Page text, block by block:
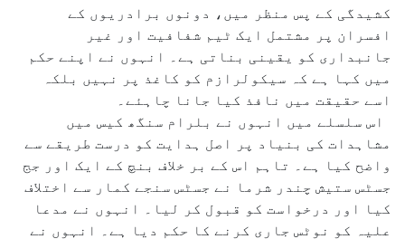
کشیدگی کے پس منظر میں، دونوں برادریوں کے
افسران پر مشتمل ایک ٹیم شفافیت اور غیر
جانبداری کو یقینی بناتی ہے۔ انہوں نے اپنے حکم
میں کہا ہے کہ سیکولرازم کو کاغذ پر نہیں بلکہ
اسے حقیقت میں نافذ کیا جانا چاہئے۔
اس سلسلے میں انہوں نے بلرام سنگھ کیس میں
مشاہدات کی بنیاد پر اصل ہدایت کو درست طریقے سے
واضح کیا ہے۔ تاہم اس کے بر خلاف بنچ کے ایک اور جج
جسٹس ستیش چندر شرما نے جسٹس سنجے کمار سے اختلاف
کیا اور درخواست کو قبول کر لیا۔ انہوں نے مدعا
علیہ کو نوٹس جاری کرنے کا حکم دیا ہے۔ انہوں نے